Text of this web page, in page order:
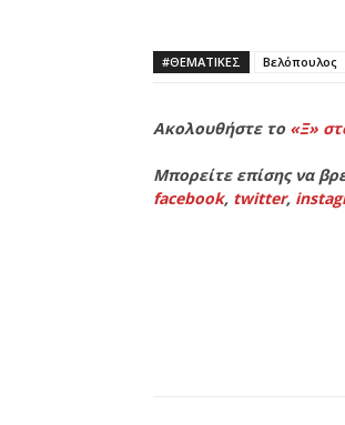
#ΘΕΜΑΤΙΚΈΣ Βελόπουλος
Ακολουθήστε το «Ξ»
Μπορείτε επίσης να
facebook, twitter,